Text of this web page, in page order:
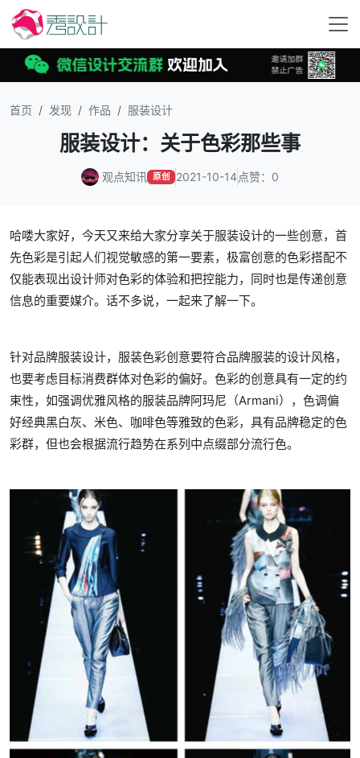
首页 发现 作品 服装设计
服装设计：关于色彩那些事
观点知讯 原创 2021-10-14 点赞：0
哈喽大家好，今天又来给大家分享关于服装设计的一些创意，首
先色彩是引起人们视觉敏感的第一要素，极富创意的色彩搭配不
仅能表现出设计师对色彩的体验和把控能力，同时也是传递创意
信息的重要媒介。 话不多说，一起来了解一下。
针对品牌服装设计，服装色彩创意要符合品牌服装的设计风格，
也要考虑目标消费群体对色彩的偏好。色彩的创意具有一定的约
束性，如强调优雅风格的服装品牌阿玛尼（Armani），色调偏
好经典黑白灰、米色、咖啡色等雅致的色彩，具有品牌稳定的色
彩群，但也会根据流行趋势在系列中点缀部分流行色。